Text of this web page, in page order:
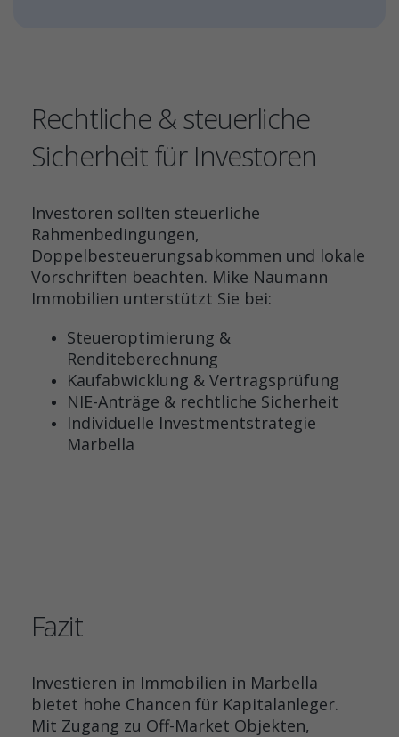
Rechtliche & steuerliche
Sicherheit für Investoren
Investoren sollten steuerliche
Rahmenbedingungen,
Doppelbesteuerungsabkommen und lokale
Vorschriften beachten. Mike Naumann
Immobilien unterstützt Sie bei:
Steueroptimierung &
Renditeberechnung
Kaufabwicklung & Vertragsprüfung
NIE-Anträge & rechtliche Sicherheit
Individuelle Investmentstrategie
Marbella
Fazit
Investieren in Immobilien in Marbella
bietet hohe Chancen für Kapitalanleger.
Mit Zugang zu Off-Market Objekten,